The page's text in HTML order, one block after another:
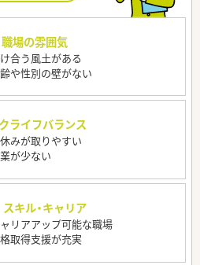
職場の雰囲気
合う風土がある
や性別の壁がない
ライフバランス
みが取りやすい
が少ない
スキル・キャリア
リアアップ可能な職場
取得支援が充実